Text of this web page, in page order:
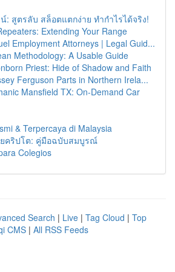
: สูตรลับ สล็อตแตกง่าย ทำกำไรได้จริง!
Extending Your Range
Employment Attorneys | Legal Guid...
Methodology: A Usable Guide
Priest: Hide of Shadow and Faith
Ferguson Parts in Northern Irela...
Mansfield TX: On-Demand Car
& Terpercaya di Malaysia
คริปโต: คู่มือฉบับสมบูรณ์
Colegios
Search | Live | Tag Cloud | Top
CMS | All RSS Feeds